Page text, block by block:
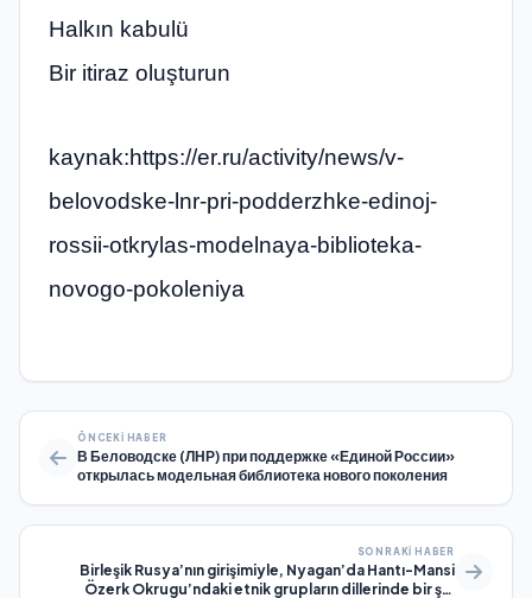
Halkın kabulü
Bir itiraz oluşturun
kaynak:https://er.ru/activity/news/v-
belovodske-lnr-pri-podderzhke-edinoj-
rossii-otkrylas-modelnaya-biblioteka-
novogo-pokoleniya
ÖNCEKI HABER
В Беловодске (ЛНР) при поддержке «Единой России»
открылась модельная библиотека нового поколения
SONRAKI HABER
Birleşik Rusya’nın girişimiyle, Nyagan’da Hantı-Mansi
Özerk Okrugu’ndaki etnik grupların dillerinde bir şiir